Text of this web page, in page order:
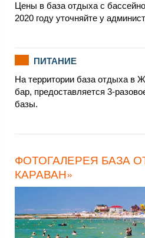
Цены в база отдыха с
2020 году уточняйте у
ПИТАНИЕ
На территории база отдыха в
бар, предоставляется 3-
базы.
ФОТОГАЛЕРЕЯ БАЗА
КАРАВАН»